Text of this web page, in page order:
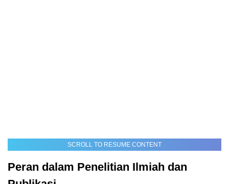
SCROLL TO RESUME CONTENT
Peran dalam Penelitian Ilmiah dan